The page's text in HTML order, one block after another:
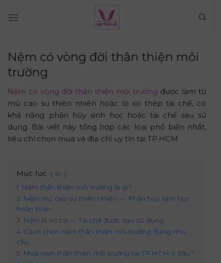
Nệm có vòng đời thân thiện môi
trường
Nệm có vòng đời thân thiện môi trường được làm từ
mủ cao su thiên nhiên hoặc lò xo thép tái chế, có
khả năng phân hủy sinh học hoặc tái chế sau sử
dụng. Bài viết này tổng hợp các loại phổ biến nhất,
tiêu chí chọn mua và địa chỉ uy tín tại TP.HCM.
Mục lục ẩn
1
Nệm thân thiện môi trường là gì?
2 Nệm mủ cao su thiên nhiên — Phân hủy sinh học
hoàn toàn
3 Nệm lò xo túi — Tái chế được sau sử dụng
4 Cách chọn nệm thân thiện môi trường đúng nhu
cầu
5 Mua nệm thân thiện môi trường tại TP.HCM ở đâu?